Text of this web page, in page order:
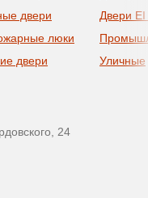
двери
люки
двери
Двери
Уличные
24